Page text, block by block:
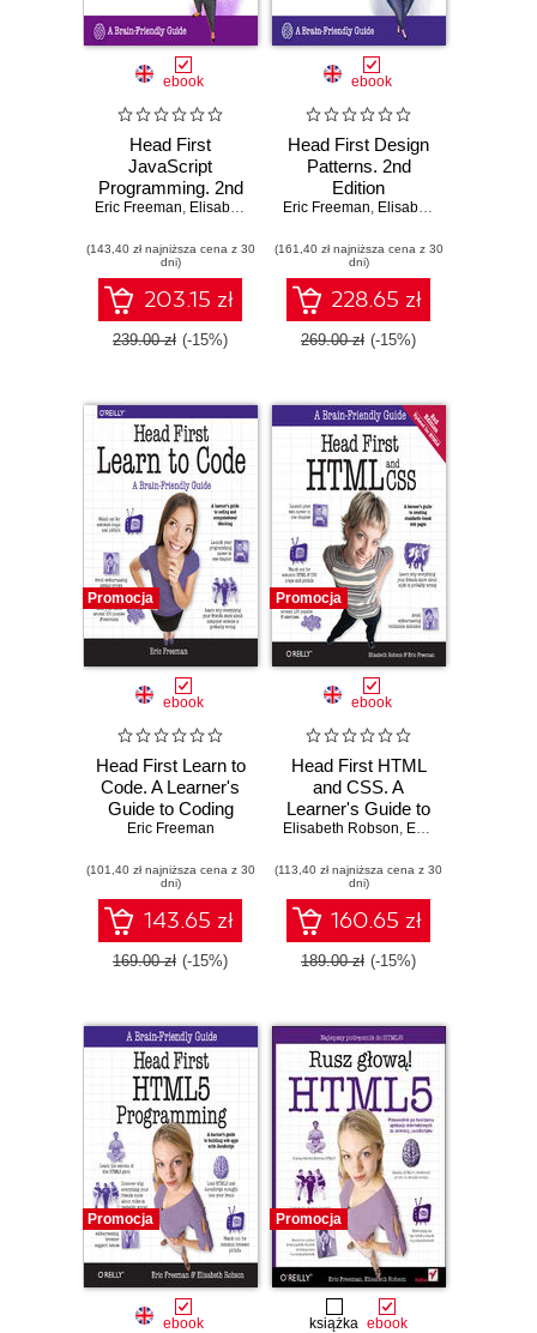
ebook
Head First
JavaScript
Programming. 2nd
Edition
Eric Freeman, Elisabeth Robson
(143,40 zł najniższa cena z 30
dni)
203.15 zł
239.00 zł (-15%)
ebook
Head First Design
Patterns. 2nd
Edition
Eric Freeman, Elisabeth Robson
(161,40 zł najniższa cena z 30
dni)
228.65 zł
269.00 zł (-15%)
Promocja
ebook
Head First Learn to
Code. A Learner's
Guide to Coding
and Computational
Eric Freeman
(101,40 zł najniższa cena z 30
dni)
143.65 zł
169.00 zł (-15%)
Promocja
ebook
Head First HTML
and CSS. A
Learner's Guide to
Creating
Web Pages. 2nd
Edition
Elisabeth Robson, Eric Freeman
(113,40 zł najniższa cena z 30
dni)
160.65 zł
189.00 zł (-15%)
Promocja
ebook
Promocja
książka ebook